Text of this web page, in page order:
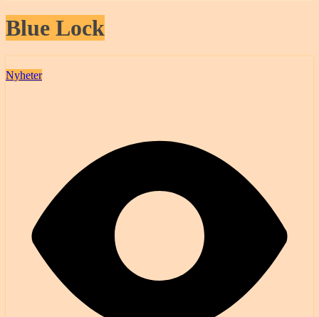
Blue Lock
Nyheter